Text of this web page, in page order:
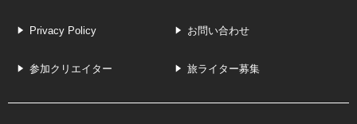
Privacy Policy お問い合わせ
参加クリエイター 旅ライター募集